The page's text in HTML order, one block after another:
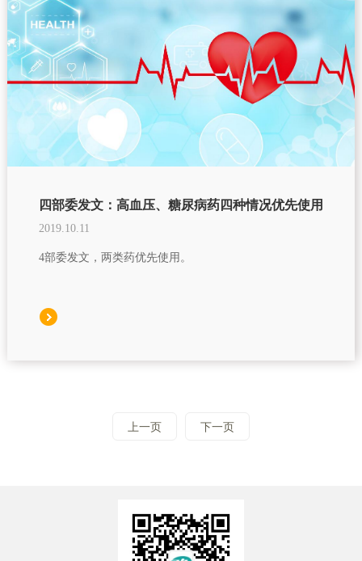
四部委发文：高血压、糖尿病药四种情况优先使用
2019.10.11
4部委发文，两类药优先使用。
上一页 下一页